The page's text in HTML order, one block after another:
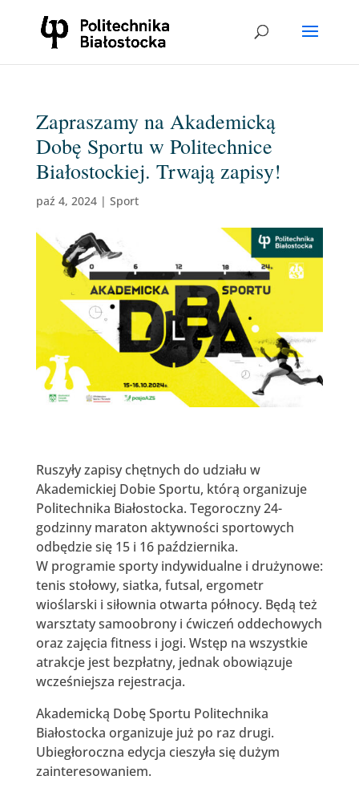
Zapraszamy na Akademicką
Dobę Sportu w Politechnice
Białostockiej. Trwają zapisy!
paź 4, 2024| Sport
Ruszyły zapisy chętnych do udziału w
Akademickiej Dobie Sportu, którą organizuje
Politechnika Białostocka. Tegoroczny 24-
godzinny maraton aktywności sportowych
odbędzie się 15 i 16 października.
W programie sporty indywidualne i drużynowe:
tenis stołowy, siatka, futsal, ergometr
wioślarski i siłownia otwarta północy. Będą też
warsztaty samoobrony i ćwiczeń oddechowych
oraz zajęcia fitness i jogi. Wstęp na wszystkie
atrakcje jest bezpłatny, jednak obowiązuje
wcześniejsza rejestracja.
Akademicką Dobę Sportu Politechnika
Białostocka organizuje już po raz drugi.
Ubiegłoroczna edycja cieszyła się dużym
zainteresowaniem.